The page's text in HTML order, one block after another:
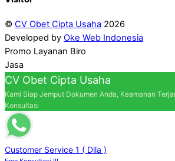
© CV Obet Cipta Usaha 2026
Developed by Oke Web Indonesia
Promo Layanan Biro
Jasa
CV Obet Cipta Usaha
Kami Siap Jemput Dokumen Anda, Keamanan
Konsultasi
Customer Service 1 ( Dila )